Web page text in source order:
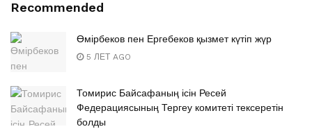
Recommended
Өмірбеков пен Ергебеков қызмет күтіп жүр
5 ЛЕТ AGO
Томирис Байсафаның ісін Ресей
Федерациясының Тергеу комитеті тексеретін
болды